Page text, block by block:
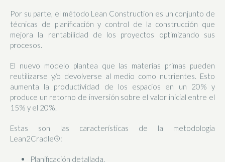
Por su parte, el método Lean Construction es un conjunto de
técnicas de planificación y control de la construcción que
mejora la rentabilidad de los proyectos optimizando sus
procesos.
El nuevo modelo plantea que las materias primas pueden
reutilizarse y/o devolverse al medio como nutrientes. Esto
aumenta la productividad de los espacios en un 20% y
produce un retorno de inversión sobre el valor inicial entre el
15% y el 20%.
Estas son las características de la metodología
Lean2Cradle®:
Planificación detallada.